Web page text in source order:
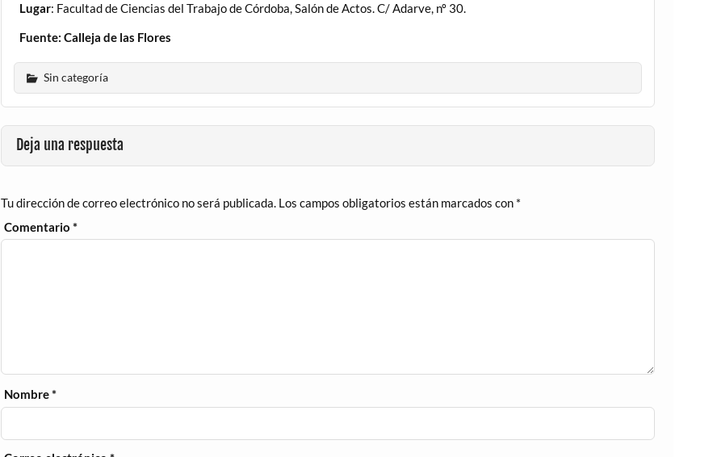
Lugar: Facultad de Ciencias del Trabajo de Córdoba, Salón de Actos. C/ Adarve, nº 30.
Fuente: Calleja de las Flores
Sin categoría
Deja una respuesta
Tu dirección de correo electrónico no será publicada. Los campos obligatorios están marcados con *
Comentario*
Nombre*